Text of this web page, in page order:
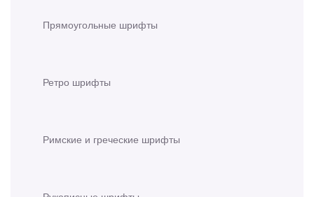
Прямоугольные шрифты
Ретро шрифты
Римские и греческие шрифты